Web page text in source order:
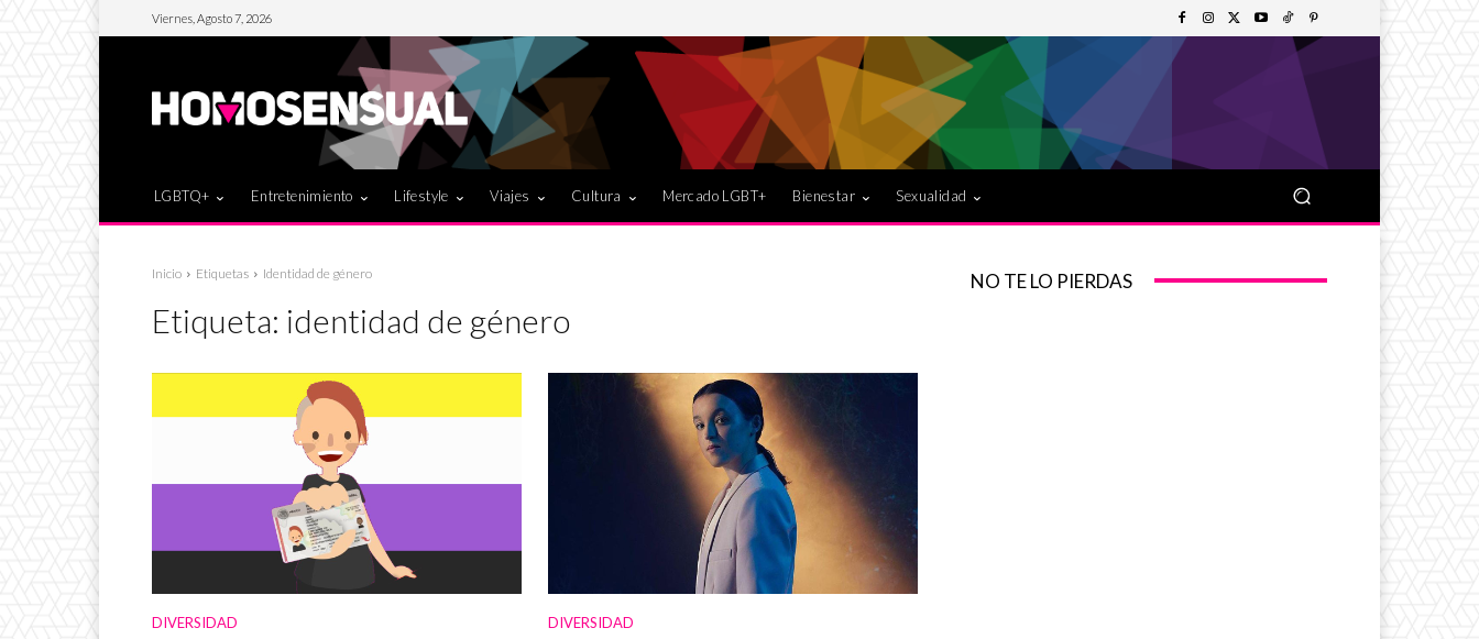
Viernes, Agosto 7, 2026
LGBTQ+ Entretenimiento Lifestyle Viajes Cultura Mercado LGBT+ Bienestar Sexualidad
Inicio Etiquetas Identidad de género
Etiqueta: identidad de género
DIVERSIDAD DIVERSIDAD
NO TE LO PIERDAS